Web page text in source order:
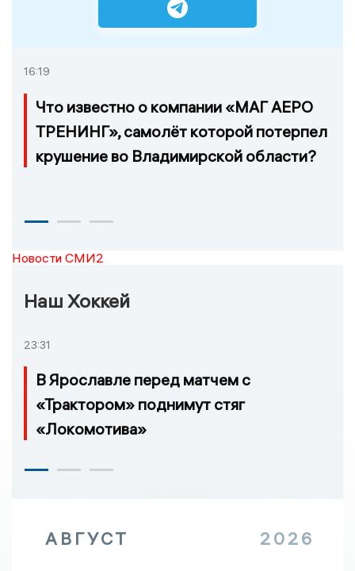
16:19
Что известно о компании «МАГ АЕРО
ТРЕНИНГ», самолёт которой потерпел
крушение во Владимирской области?
Новости СМИ2
Наш Хоккей
23:31
В Ярославле перед матчем с
«Трактором» поднимут стяг
«Локомотива»
АВГУСТ 2026